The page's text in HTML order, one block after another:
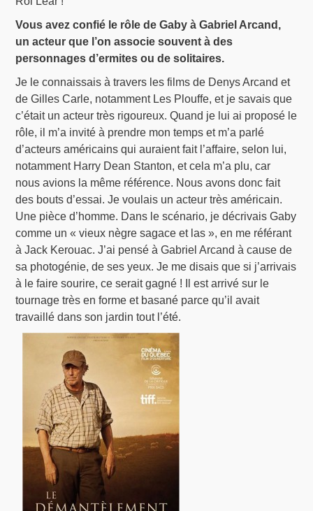
Vous avez confié le rôle de Gaby à Gabriel Arcand,
un acteur que l’on associe souvent à des
personnages d’ermites ou de solitaires.
Je le connaissais à travers les films de Denys Arcand et
de Gilles Carle, notamment Les Plouffe, et je savais que
c’était un acteur très rigoureux. Quand je lui ai proposé le
rôle, il m’a invité à prendre mon temps et m’a parlé
d’acteurs américains qui auraient fait l’affaire, selon lui,
notamment Harry Dean Stanton, et cela m’a plu, car
nous avions la même référence. Nous avons donc fait
des bouts d’essai. Je voulais un acteur très américain.
Une pièce d’homme. Dans le scénario, je décrivais Gaby
comme un « vieux nègre sagace et las », en me référant
à Jack Kerouac. J’ai pensé à Gabriel Arcand à cause de
sa photogénie, de ses yeux. Je me disais que si j’arrivais
à le faire sourire, ce serait gagné ! Il est arrivé sur le
tournage très en forme et basané parce qu’il avait
travaillé dans son jardin tout l’été.